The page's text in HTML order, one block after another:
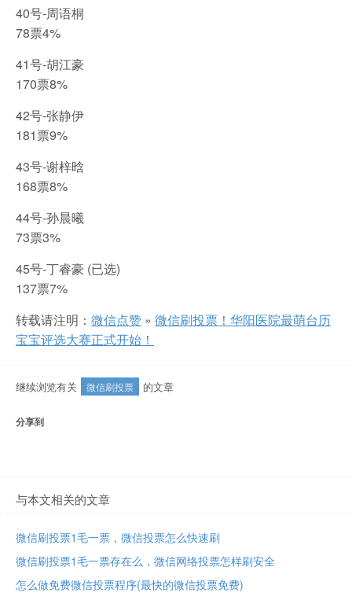
40号-周语桐
78票4%
41号-胡江豪
170票8%
42号-张静伊
181票9%
43号-谢梓晗
168票8%
44号-孙晨曦
73票3%
45号-丁睿豪 (已选)
137票7%
转载请注明： 微信点赞 » 微信刷投票！华阳医院最萌台历
宝宝评选大赛正式开始！
继续浏览有关 微信刷投票 的文章
分享到
与本文相关的文章
微信刷投票1毛一票，微信投票怎么快速刷
微信刷投票1毛一票存在么，微信网络投票怎样刷安全
怎么做免费微信投票程序(最快的微信投票免费)